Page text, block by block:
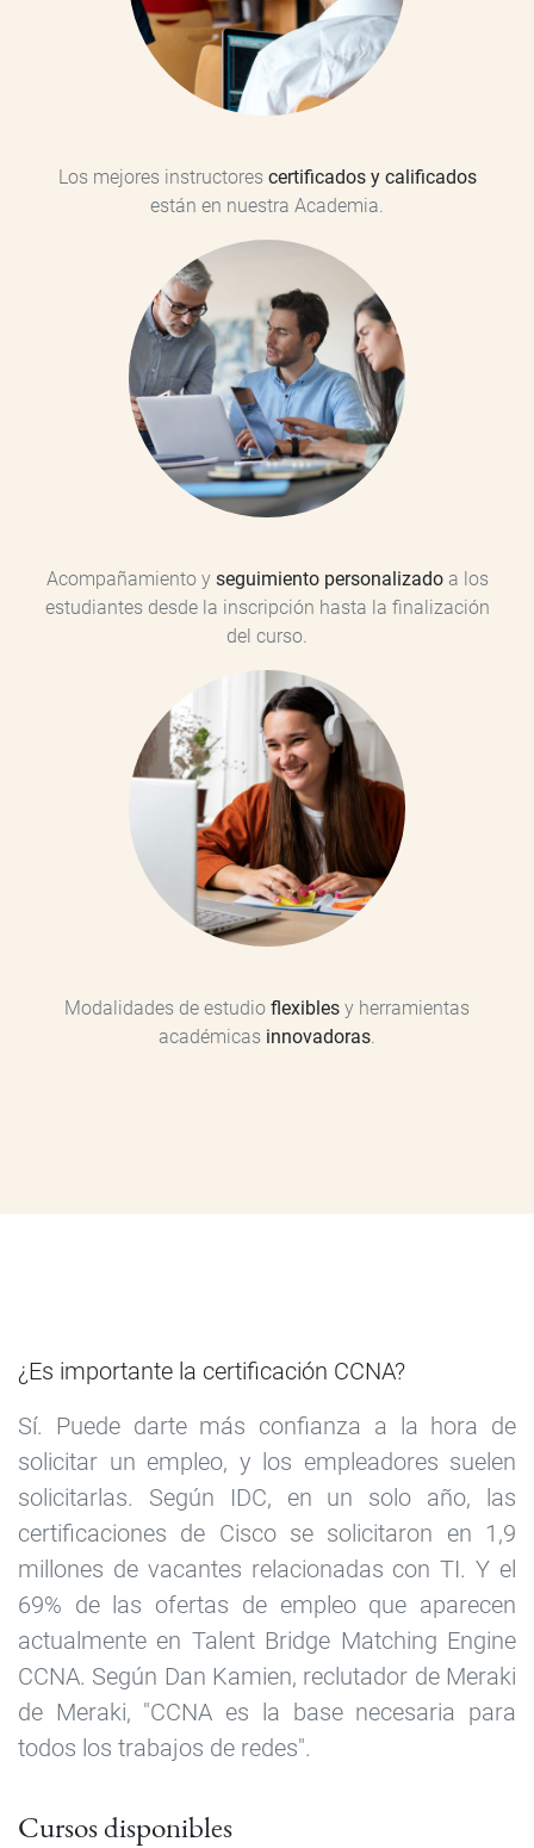
Los mejores instructores certificados y calificados
están en nuestra Academia.
Acompañamiento y seguimiento personalizadoa los
estudiantes desde la inscripción hasta la finalización
del curso.
Modalidades de estudio flexibles y herramientas
académicas innovadoras.
¿Es importante la certificación CCNA?
Sí. Puede darte más confianza a la hora de
solicitar un empleo, y los empleadores suelen
solicitarlas. Según IDC, en un solo año, las
certificaciones de Cisco se solicitaron en 1,9
millones de vacantes relacionadas con TI. Y el
69% de las ofertas de empleo que aparecen
actualmente en Talent Bridge Matching Engine
CCNA. Según Dan Kamien, reclutador de Meraki
de Meraki, "CCNA es la base necesaria para
todos los trabajos de redes".
Cursos disponibles